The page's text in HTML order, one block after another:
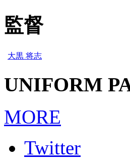
監督
大黒 将志
UNIFORM
MORE
Twitter